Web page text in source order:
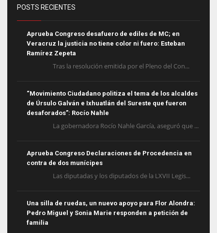
POSTS RECIENTES
Aprueba Congreso desafuero de ediles de MC; en
Veracruz la justicia no tiene color ni fuero: Esteban
Ramírez Zepeta
Tras la resolución emitida por el Pleno del Con...
“Movimiento Ciudadano politiza el tema de los alcaldes
de Úrsulo Galván e Ixhuatlán del Sureste que fueron
desaforados”: Rocío Nahle
La gobernadora Rocío Nahle García, aseguró que ...
Aprueba Congreso Declaraciones de Procedencia en
contra de dos munícipes
Las diputadas y los diputados de la LXVII Legis...
Una silla de ruedas, un nuevo apoyo para Flor Alondra:
Pedro Miguel y Sonia Marie responden a petición de
familia